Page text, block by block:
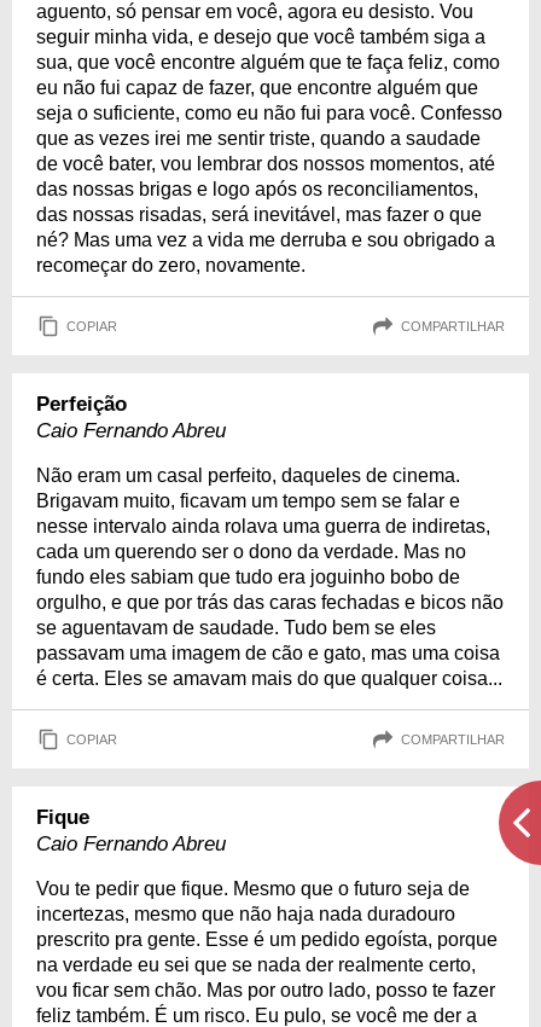
aguento, só pensar em você, agora eu desisto. Vou
seguir minha vida, e desejo que você também siga a
sua, que você encontre alguém que te faça feliz, como
eu não fui capaz de fazer, que encontre alguém que
seja o suficiente, como eu não fui para você. Confesso
que as vezes irei me sentir triste, quando a saudade
de você bater, vou lembrar dos nossos momentos, até
das nossas brigas e logo após os reconciliamentos,
das nossas risadas, será inevitável, mas fazer o que
né? Mas uma vez a vida me derruba e sou obrigado a
recomeçar do zero, novamente.
COPIAR COMPARTILHAR
Perfeição
Caio Fernando Abreu
Não eram um casal perfeito, daqueles de cinema.
Brigavam muito, ficavam um tempo sem se falar e
nesse intervalo ainda rolava uma guerra de indiretas,
cada um querendo ser o dono da verdade. Mas no
fundo eles sabiam que tudo era joguinho bobo de
orgulho, e que por trás das caras fechadas e bicos não
se aguentavam de saudade. Tudo bem se eles
passavam uma imagem de cão e gato, mas uma coisa
é certa. Eles se amavam mais do que qualquer coisa...
COPIAR COMPARTILHAR
Fique
Caio Fernando Abreu
Vou te pedir que fique. Mesmo que o futuro seja de
incertezas, mesmo que não haja nada duradouro
prescrito pra gente. Esse é um pedido egoísta, porque
na verdade eu sei que se nada der realmente certo,
vou ficar sem chão. Mas por outro lado, posso te fazer
feliz também. É um risco. Eu pulo, se você me der a